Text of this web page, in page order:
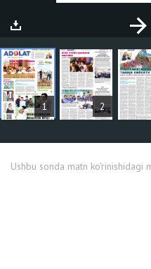
1 2
MAQOLALAR
Ushbu sonda matn ko'rinishidagi